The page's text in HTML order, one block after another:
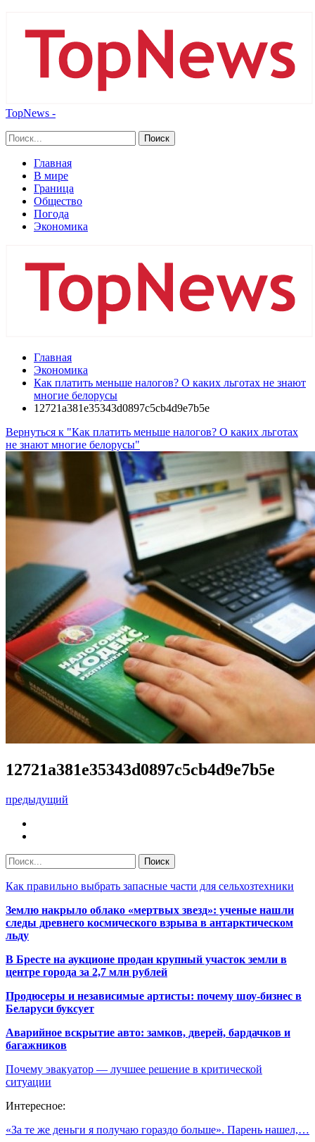
TopNews -
Главная
В мире
Граница
Общество
Погода
Экономика
Главная
Экономика
Как платить меньше налогов? О каких льготах не знают
многие белорусы
12721a381e35343d0897c5cb4d9e7b5e
Вернуться к "Как платить меньше налогов? О каких льготах
не знают многие белорусы"
12721a381e35343d0897c5cb4d9e7b5e
предыдущий
Как правильно выбрать запасные части для сельхозтехники
Землю накрыло облако «мертвых звезд»: ученые нашли
следы древнего космического взрыва в антарктическом
льду
В Бресте на аукционе продан крупный участок земли в
центре города за 2,7 млн рублей
Продюсеры и независимые артисты: почему шоу-бизнес в
Беларуси буксует
Аварийное вскрытие авто: замков, дверей, бардачков и
багажников
Почему эвакуатор — лучшее решение в критической
ситуации
Интересное:
«За те же деньги я получаю гораздо больше». Парень нашел,…